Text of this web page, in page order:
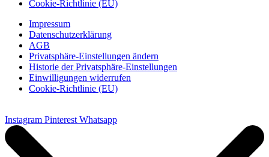
Cookie-Richtlinie (EU)
Impressum
Datenschutzerklärung
AGB
Privatsphäre-Einstellungen ändern
Historie der Privatsphäre-Einstellungen
Einwilligungen widerrufen
Cookie-Richtlinie (EU)
Instagram Pinterest Whatsapp